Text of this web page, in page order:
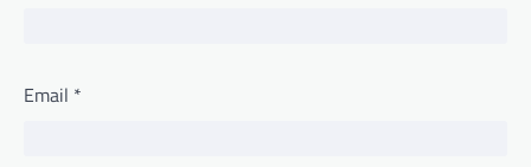
Email *